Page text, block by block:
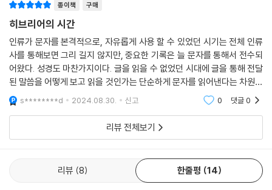
마나 잘못 서 있었는지를 지적하는 ‘과거’의 이야기와, 지금 그 행실을 하나
님 앞에서 바로잡으라는 ‘현재’의 이야기입니다. 그리고 바로 지금 하나님
의 명령을 따를 때와 따르지 않을 때 어떠한 일이 벌어질지를 선포하는 ‘미
래’의 이야기가 적혀 있습니다. 한 마디로 이사야서는 이스라엘의 과거와
현재, 미래에 대한 하나님의 말씀이 담겨 있는 책입니다.
--- 「2장 ‘히브리어에 반영된 인간 이해’」 중에서
히브리어의 복이 다른 언어문화의 복과 근본적으로 다른 지점은 크게 두
가지입니다. 첫째, 축복을 하는 사람의 행위 (‘좋은 말을 하다’ 혹은 ‘피를
뿌리다’)를 기준으로 하지 않고, 복을 받는 사람의 자세를 묘사합니다. 성
위가 아닙니다. 오히려 주님 앞에 무릎을 꿇고 엎드리는 우리의 자세에서
부터 시작하는 것입니다. 하나님께서 우리에게 ‘무엇을’ 주실까 하는 문제
종이책 구매
히브리어의 시간
인류가 문자를 본격적으로, 자유롭게 사용 할 수 있었던 시기는 전체 인류
사를 통해보면 그리 길지 않지만, 중요한 기록은 늘 문자를 통해서 전수되
어왔다. 성경도 마찬가지이다. 글을 읽을 수 없었던 시대에 글을 통해 전달
된 말씀을 어떻게 보고 읽을 것인가는 단순하게 문자를 읽어낸다는 차원을
넘어서, 문자를 어떻게 해석하고, 왜 그런문자가 주어졌는가에 대한 관심
으로도 이어져
s********d 2024.08.30. 신고 0 댓글0
리뷰 전체보기
리뷰 8 한줄평 14